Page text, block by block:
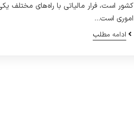
کشور است، فرار مالیاتی با راه‌های مختلف
اموری است…
ادامه مطلب